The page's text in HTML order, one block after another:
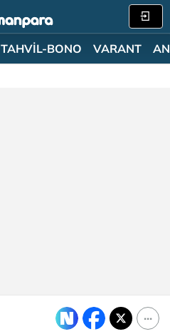
TAHVİL-BONO VARANT